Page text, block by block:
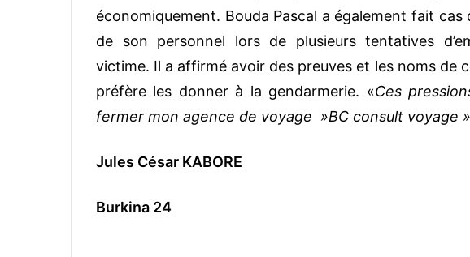
économiquement. Bouda Pascal a également fait cas
de son personnel lors de plusieurs tentatives
victime. Il a affirmé avoir des preuves et les noms de
préfère les donner à la gendarmerie. «Ces
fermer mon agence de voyage »BC consult voyage
Jules César KABORE
Burkina 24